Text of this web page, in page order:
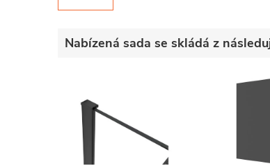
Nabízená sada se skládá z